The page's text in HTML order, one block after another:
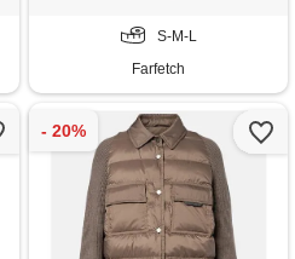
S-M-L
Farfetch